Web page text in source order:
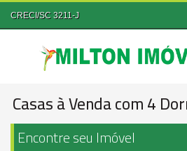
CRECI/SC 3211-J
Casas à Venda com 4
Encontre seu Imóvel